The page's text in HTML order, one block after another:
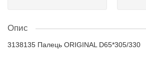
Опис
3138135 Палець ORIGINAL D65*305/330